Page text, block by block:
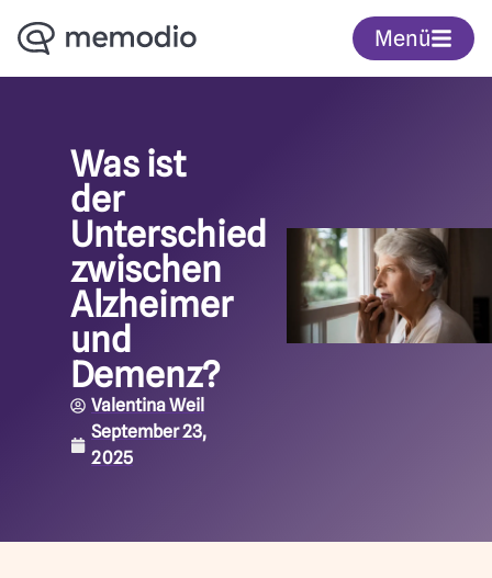
Menü
Was ist
der
Unterschied
zwischen
Alzheimer
und
Demenz?
Valentina Weil
September 23,
2025